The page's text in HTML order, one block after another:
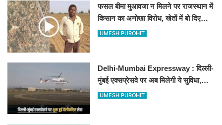
फसल बीमा मुआवजा न मिलने पर राजस्थान में
किसान का अनोखा विरोध, खेतों में बो दिए
500-500 रुपए के नोट, वीडियो वायरल
UMESH PUROHIT
Delhi-Mumbai Expressway : दिल्ली-
मुंबई एक्सप्रेसवे पर अब मिलेगी ये सुविधा,
हेलीकॉप्टर सर्विस से तुरंत घायल पहुंचेगा
UMESH PUROHIT